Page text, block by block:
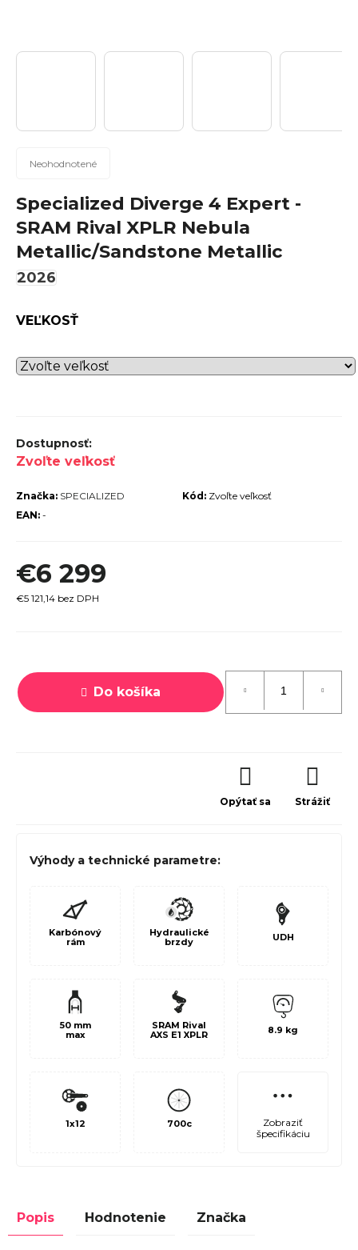
Priemerné
produktu
je
0,0
z
5
hviezdičiek.
Neohodnotené
Specialized Diverge 4 Expert -
SRAM Rival XPLR Nebula
Metallic/Sandstone Metallic
2026
VEĽKOSŤ
Zvoľte veľkosť
Kód: Zvoľte veľkosť
Značka: SPECIALIZED
EAN: -
€6 299
€5 121,14 bez DPH
cena:
Do košíka
Opýtať sa Strážiť
Výhody a technické parametre:
Karbónový
rám
Hydraulické
brzdy
UDH
50 mm
max
SRAM Rival
AXS E1 XPLR
8.9 kg
1x12 700c
Zobraziť
špecifikáciu
Popis Hodnotenie Značka
?
Hľadať
O
o
r
a
m
e
X 3.0
2025
€600
€899